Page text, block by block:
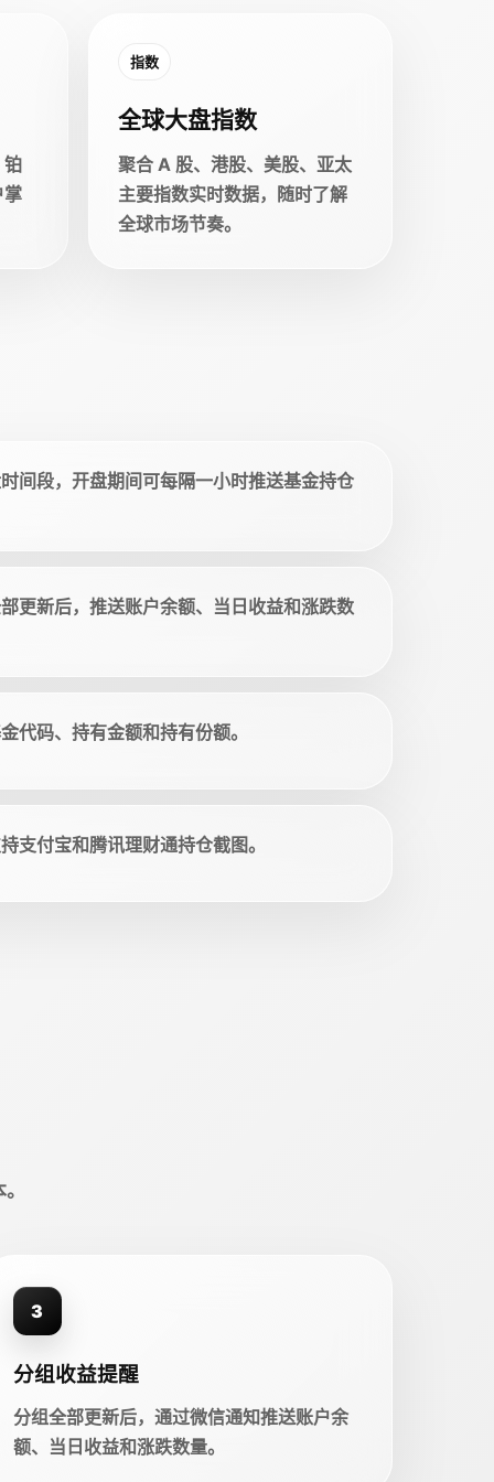
铂
掌
指数
全球大盘指数
聚合 A 股、港股、美股、亚太
主要指数实时数据，随时了解
全球市场节奏。
间段，开盘期间可每隔一小时推送基金持仓
更新后，推送账户余额、当日收益和涨跌数
代码、持有金额和持有份额。
支付宝和腾讯理财通持仓截图。
3
分组收益提醒
分组全部更新后，通过微信通知推送账户余
额、当日收益和涨跌数量。